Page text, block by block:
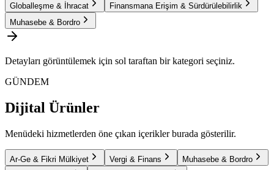
Globalleşme & İhracat
Finansmana Erişim & Sürdürülebilirlik
Muhasebe & Bordro
Detayları görüntülemek için sol taraftan bir kategori seçiniz.
GÜNDEM
Dijital Ürünler
Menüdeki hizmetlerden öne çıkan içerikler burada gösterilir.
Ar-Ge & Fikri Mülkiyet Vergi & Finans
Muhasebe & Bordro